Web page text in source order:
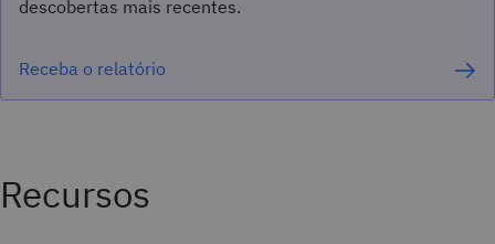
descobertas mais recentes.
Receba o relatório
Recursos